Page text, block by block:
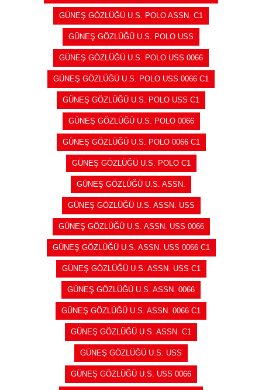
GÜNEŞ GÖZLÜĞÜ U.S. POLO ASSN. C1
GÜNEŞ GÖZLÜĞÜ U.S. POLO USS
GÜNEŞ GÖZLÜĞÜ U.S. POLO USS 0066
GÜNEŞ GÖZLÜĞÜ U.S. POLO USS 0066 C1
GÜNEŞ GÖZLÜĞÜ U.S. POLO USS C1
GÜNEŞ GÖZLÜĞÜ U.S. POLO 0066
GÜNEŞ GÖZLÜĞÜ U.S. POLO 0066 C1
GÜNEŞ GÖZLÜĞÜ U.S. POLO C1
GÜNEŞ GÖZLÜĞÜ U.S. ASSN.
GÜNEŞ GÖZLÜĞÜ U.S. ASSN. USS
GÜNEŞ GÖZLÜĞÜ U.S. ASSN. USS 0066
GÜNEŞ GÖZLÜĞÜ U.S. ASSN. USS 0066 C1
GÜNEŞ GÖZLÜĞÜ U.S. ASSN. USS C1
GÜNEŞ GÖZLÜĞÜ U.S. ASSN. 0066
GÜNEŞ GÖZLÜĞÜ U.S. ASSN. 0066 C1
GÜNEŞ GÖZLÜĞÜ U.S. ASSN. C1
GÜNEŞ GÖZLÜĞÜ U.S. USS
GÜNEŞ GÖZLÜĞÜ U.S. USS 0066